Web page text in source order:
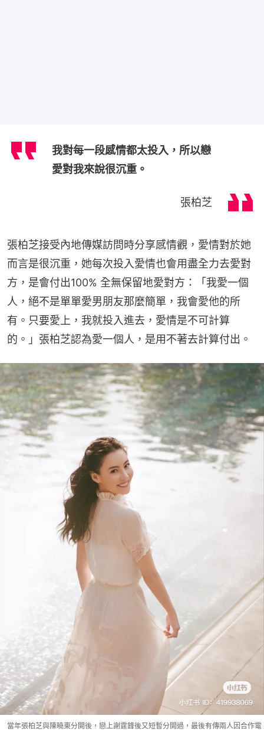
我對每一段感情都太投入，所以戀
愛對我來說很沉重。
張柏芝
張柏芝接受內地傳媒訪問時分享感情觀，愛情對於她
而言是很沉重，她每次投入愛情也會用盡全力去愛對
方，是會付出100% 全無保留地愛對方：「我愛一個
人，絕不是單單愛男朋友那麼簡單，我會愛他的所
有。只要愛上，我就投入進去，愛情是不可計算
的。」張柏芝認為愛一個人，是用不著去計算付出。
當年張柏芝與陳曉東分開後，戀上謝霆鋒後又短暫分開過，最後有傳兩人因合作電